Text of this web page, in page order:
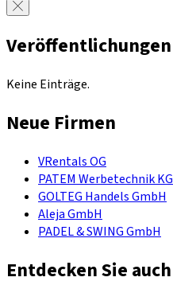
Veröffentlichungen
Keine Einträge.
Neue Firmen
VRentals OG
PATEM Werbetechnik KG
GOLTEG Handels GmbH
Aleja GmbH
PADEL & SWING GmbH
Entdecken Sie auch